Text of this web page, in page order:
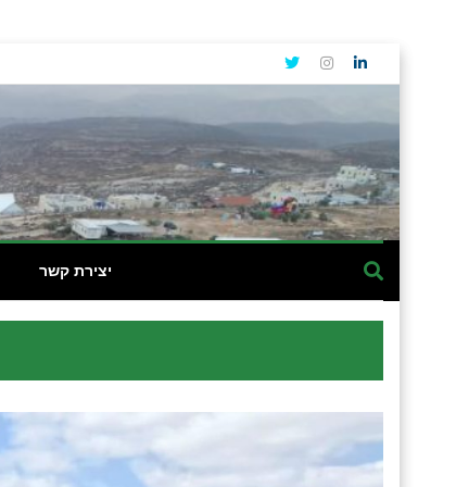
יצירת קשר